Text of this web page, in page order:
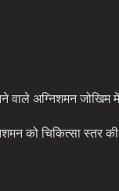
अग्निशमन जोखिम
को चिकित्सा स्तर